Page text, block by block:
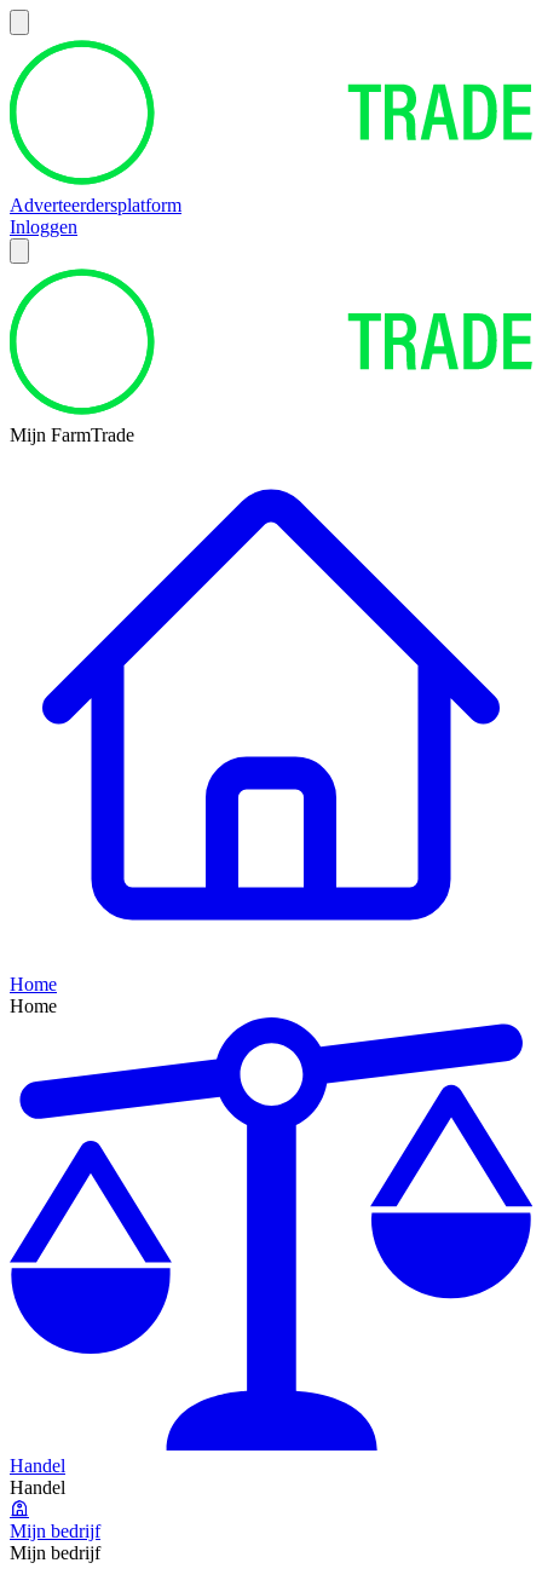
Adverteerdersplatform
Inloggen
Mijn FarmTrade
Home
Home
Handel
Handel
Mijn bedrijf
Mijn bedrijf